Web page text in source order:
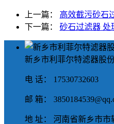
上一篇： 高效截污砂石
下一篇： 砂石过滤器 处
新乡市利菲尔特滤器股
电 话： 17530732603
邮 箱：
地 址： 河南省新乡市